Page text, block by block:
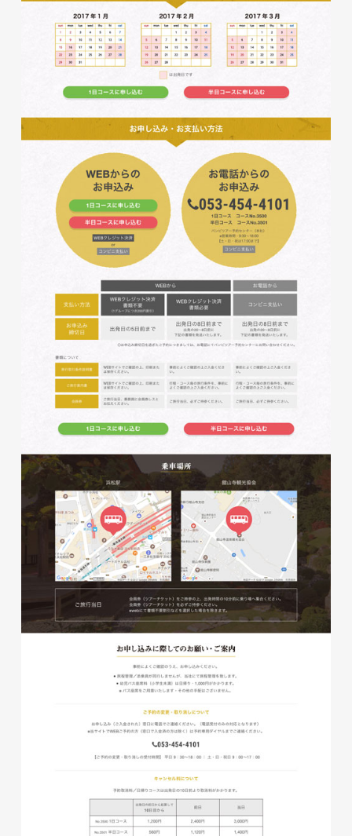
磐田商工会議所様 磐田市商店
会連盟チラシ
#公共・行政・団体
#チラシ
株式会社ベストブラス様 EC
サイト制作
ECサイト
#HTML/CSSコーディング
#レスポンシブWebデザイン